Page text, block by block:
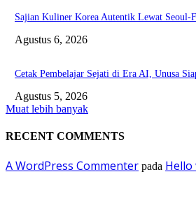
Sajian Kuliner Korea Autentik Lewat
Agustus 6, 2026
Cetak Pembelajar Sejati di Era AI, Unusa
Agustus 5, 2026
Muat lebih banyak
RECENT COMMENTS
A WordPress Commenter pada Hello